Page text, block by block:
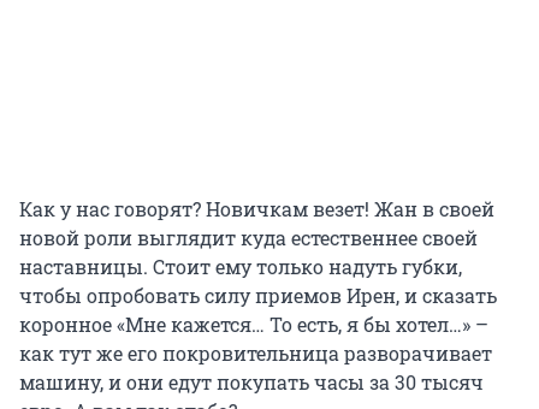
Как у нас говорят? Новичкам везет! Жан в своей
новой роли выглядит куда естественнее своей
наставницы. Стоит ему только надуть губки,
чтобы опробовать силу приемов Ирен, и сказать
коронное «Мне кажется… То есть, я бы хотел…» –
как тут же его покровительница разворачивает
машину, и они едут покупать часы за 30 тысяч